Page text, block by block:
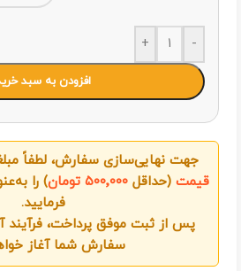
-
+
افزودن به سبد
جهت نهایی‌سازی سفارش، لطفاً
قیمت (حداقل۵۰۰٬۰۰۰ تومان
) را
فرمایید.
پس از ثبت موفق پرداخت،
سفارش شما آغاز